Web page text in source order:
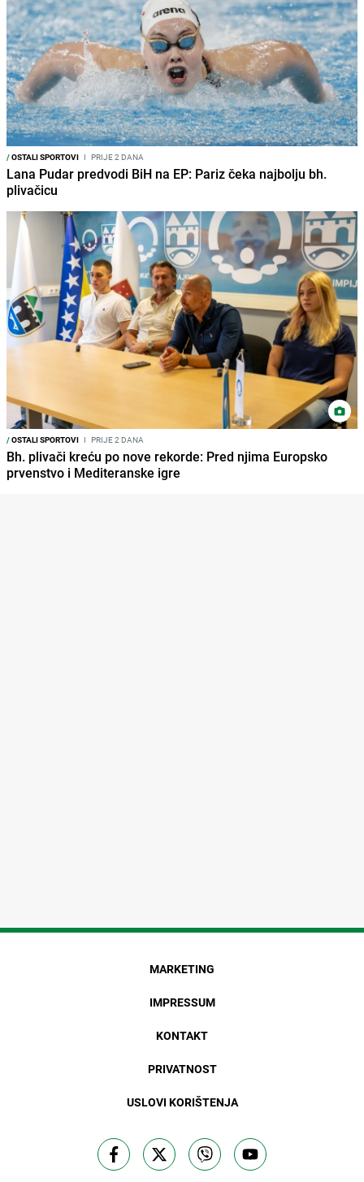
/OSTALI SPORTOVI I PRIJE 2 DANA
Lana Pudar predvodi BiH na EP: Pariz čeka najbolju bh.
plivačicu
/OSTALI SPORTOVI I PRIJE 2 DANA
Bh. plivači kreću po nove rekorde: Pred njima Europsko
prvenstvo i Mediteranske igre
MARKETING
IMPRESSUM
KONTAKT
PRIVATNOST
USLOVI KORIŠTENJA